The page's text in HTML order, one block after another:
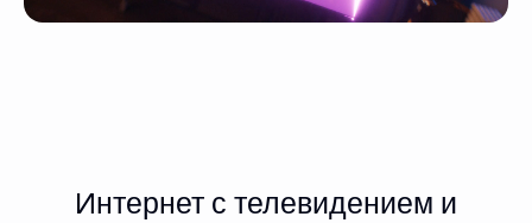
Интернет с телевидением и